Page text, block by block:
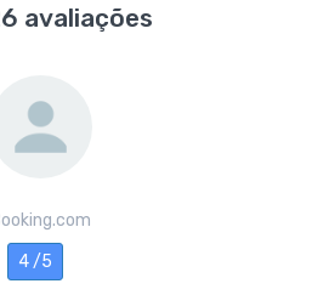
avaliações
4 /5